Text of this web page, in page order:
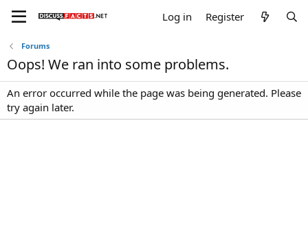
Log in Register
Forums
Oops! We ran into some problems.
An error occurred while the page was being generated. Please
try again later.